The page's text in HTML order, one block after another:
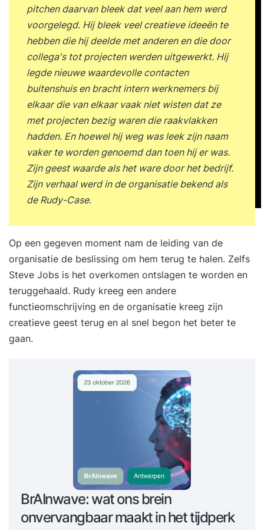
pitchen daarvan bleek dat veel aan hem werd
voorgelegd. Hij bleek veel creatieve ideeën te
hebben die hij deelde met anderen en die door
collega's tot projecten werden uitgewerkt. Hij
legde nieuwe waardevolle contacten
buitenshuis en bracht intern werknemers bij
elkaar die van elkaar vaak niet wisten dat ze
met projecten bezig waren die raakvlakken
hadden. En hoewel hij weg was leek zijn naam
vaker te worden genoemd dan toen hij er was.
Zijn geest waarde als het ware door het bedrijf.
Zijn verhaal werd in de organisatie bekend als
de Rudy-Case.
Op een gegeven moment nam de leiding van de
organisatie de beslissing om hem terug te halen. Zelfs
Steve Jobs is het overkomen ontslagen te worden en
teruggehaald. Rudy kreeg een andere
functieomschrijving en de organisatie kreeg zijn
creatieve geest terug en al snel begon het beter te
gaan.
BrAInwave: wat ons brein
onvervangbaar maakt in het tijdperk